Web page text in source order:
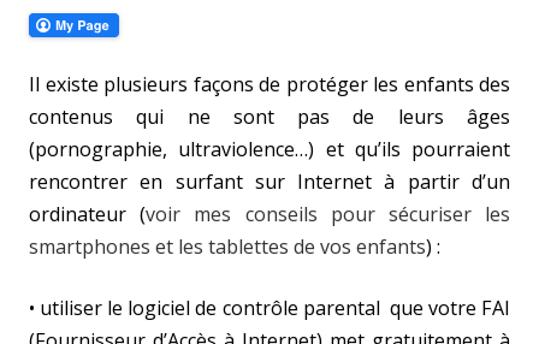
Il existe plusieurs façons de protéger les enfants des
contenus qui ne sont pas de leurs âges
(pornographie, ultraviolence…) et qu’ils pourraient
rencontrer en surfant sur Internet à partir d’un
ordinateur (voir mes conseils pour sécuriser les
smartphones et les tablettes de vos enfants) :
• utiliser le logiciel de contrôle parental que votre FAI